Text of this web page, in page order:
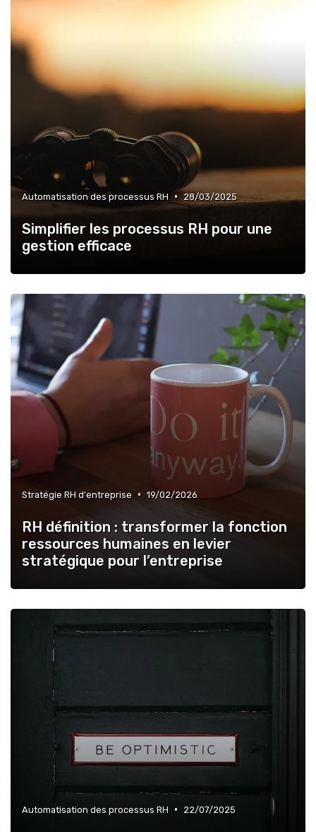
Automatisation des processus RH • 28/03/2025
Simplifier les processus RH pour une
gestion efficace
Stratégie RH d'entreprise • 19/02/2026
RH définition : transformer la fonction
ressources humaines en levier
stratégique pour l’entreprise
Automatisation des processus RH • 22/07/2025